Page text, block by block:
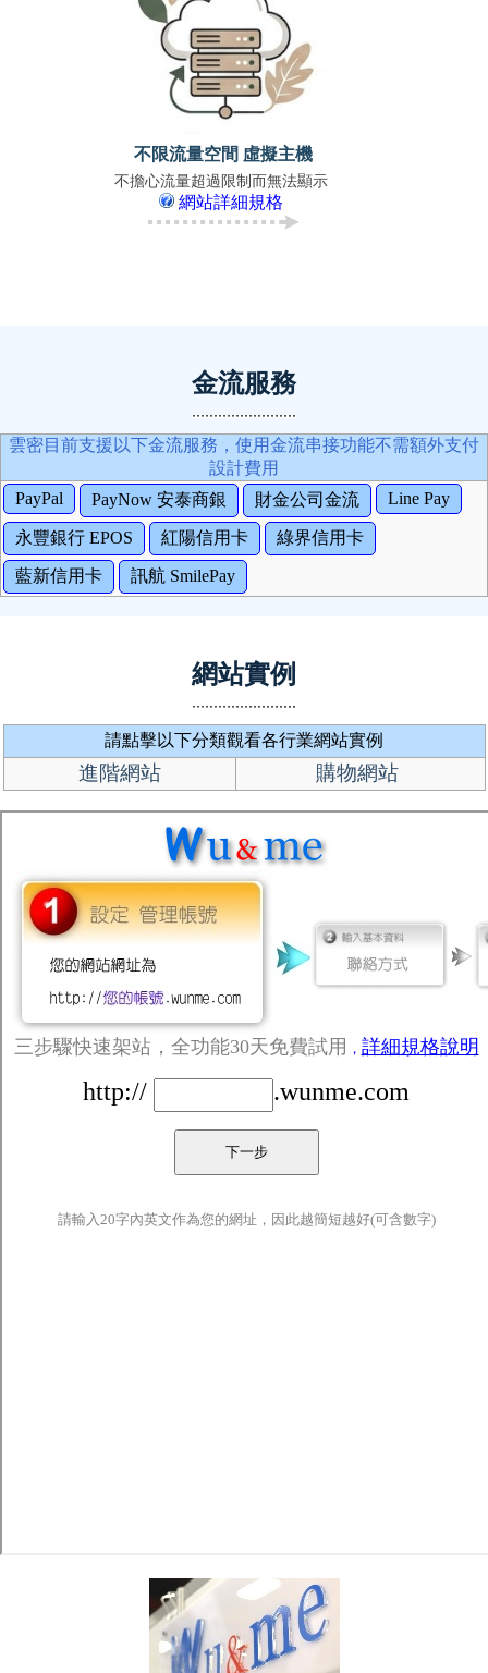
不限流量空間 虛擬主機
不擔心流量超過限制而無法顯示
網站詳細規格
金流服務
雲密目前支援以下金流服務，使用金流串接功能不需額外支付
設計費用
PayPal
PayNow 安泰商銀 財金公司金流 Line Pay
永豐銀行 EPOS 紅陽信用卡 綠界信用卡
藍新信用卡 訊航 SmilePay
網站實例
請點擊以下分類觀看各行業網站實例
進階網站 購物網站